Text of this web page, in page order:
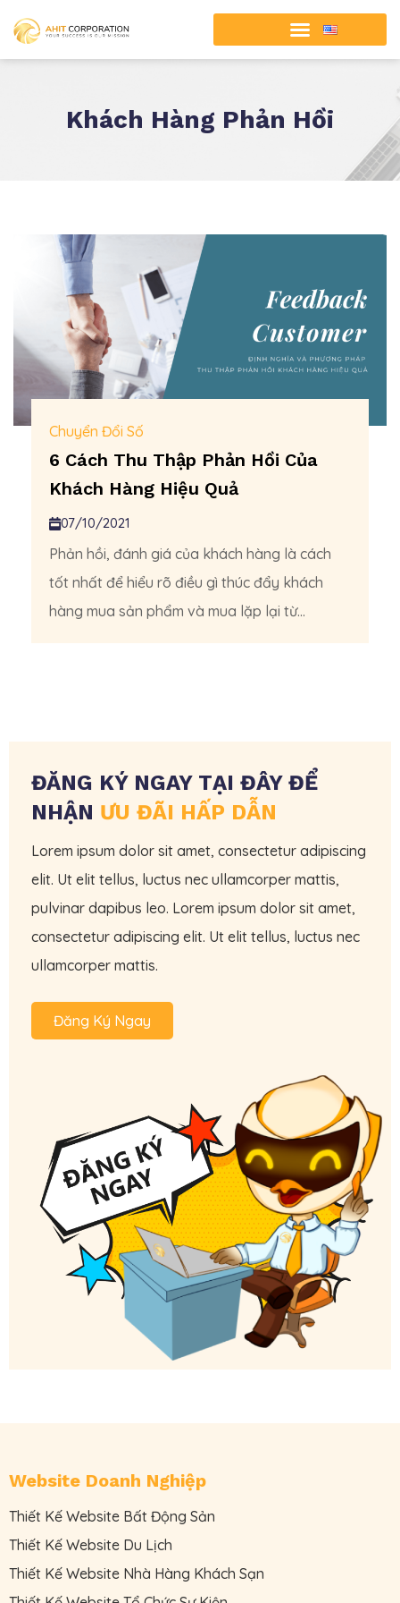
Khách Hàng Phản Hồi
Chuyển Đổi Số
6 Cách Thu Thập Phản Hồi Của
Khách Hàng Hiệu Quả
07/10/2021
Phản hồi, đánh giá của khách hàng là cách
tốt nhất để hiểu rõ điều gì thúc đẩy khách
hàng mua sản phẩm và mua lặp lại từ...
ĐĂNG KÝ NGAY TẠI ĐÂY ĐỂ
NHẬN ƯU ĐÃI HẤP DẪN
Lorem ipsum dolor sit amet, consectetur adipiscing
elit. Ut elit tellus, luctus nec ullamcorper mattis,
pulvinar dapibus leo. Lorem ipsum dolor sit amet,
consectetur adipiscing elit. Ut elit tellus, luctus nec
ullamcorper mattis.
Đăng Ký Ngay
Website Doanh Nghiệp
Thiết Kế Website Bất Động Sản
Thiết Kế Website Du Lịch
Thiết Kế Website Nhà Hàng Khách Sạn